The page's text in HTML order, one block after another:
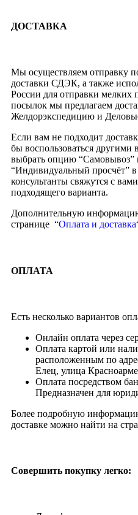
ДОСТАВКА
Мы осуществляем отправку
доставки СДЭК, а также
России для отправки
посылок мы предлагаем
Желдорэкспедицию и
Если вам не подходит
бы воспользоваться
выбрать опцию “Самовывоз”
“Индивидуальный просчёт”
консультанты свяжутся с
подходящего варианта.
Дополнительную
странице “Оплата и доставка
ОПЛАТА
Есть несколько вариантов
Онлайн оплата через
Оплата картой или
расположенным по
Елец, улица
Оплата посредством
Предназначен для
Более подробную
доставке можно найти на
Совершить покупку легко: